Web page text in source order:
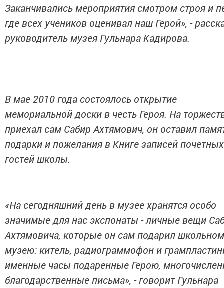
Заканчивались мероприятия смотром строя и
где всех учеников оценивал наш Герой», -
руководитель музея Гульнара Кадирова.
В мае 2010 года состоялось открытие
мемориальной доски в честь Героя. На
приехал сам Сабир Ахтямович, он оставил
подарки и пожелания в Книге записей почетных
гостей школы.
«На сегодняшний день в музее хранятся особо
значимые для нас экспонаты - личные вещи
Ахтямовича, которые он сам подарил
музею: китель, радиограммофон и
именные часы подаренные Герою,
благодарственные письма», - говорит Гульнара